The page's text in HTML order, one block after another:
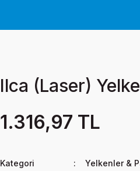
Ilca (Laser)
1.316,97 TL
Kategori Yelkenler &